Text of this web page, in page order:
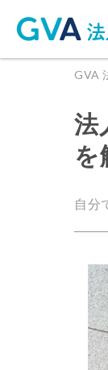
GVA
法
を
自分